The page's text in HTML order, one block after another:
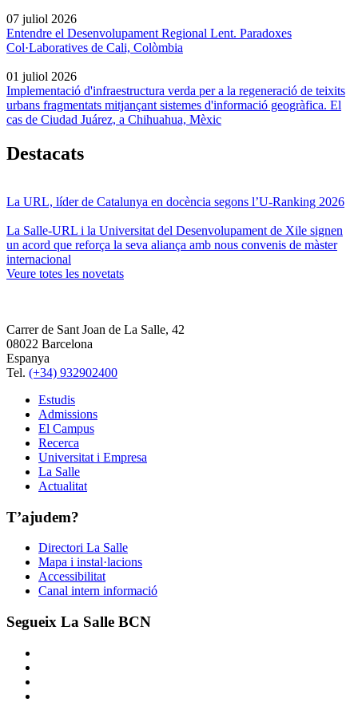
07 juliol 2026
Entendre el Desenvolupament Regional Lent. Paradoxes
Col·Laboratives de Cali, Colòmbia
01 juliol 2026
Implementació d'infraestructura verda per a la regeneració de teixits
urbans fragmentats mitjançant sistemes d'informació geogràfica. El
cas de Ciudad Juárez, a Chihuahua, Mèxic
Destacats
La URL, líder de Catalunya en docència segons l’U-Ranking 2026
La Salle-URL i la Universitat del Desenvolupament de Xile signen
un acord que reforça la seva aliança amb nous convenis de màster
internacional
Veure totes les novetats
Carrer de Sant Joan de La Salle, 42
08022 Barcelona
Espanya
Tel. (+34) 932902400
Estudis
Admissions
El Campus
Recerca
Universitat i Empresa
La Salle
Actualitat
T’ajudem?
Directori La Salle
Mapa i instal·lacions
Accessibilitat
Canal intern informació
Segueix La Salle BCN